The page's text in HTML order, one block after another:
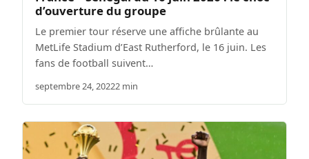
d’ouverture du groupe
Le premier tour réserve une affiche brûlante au
MetLife Stadium d’East Rutherford, le 16 juin. Les
fans de football suivent…
septembre 24, 20222 min